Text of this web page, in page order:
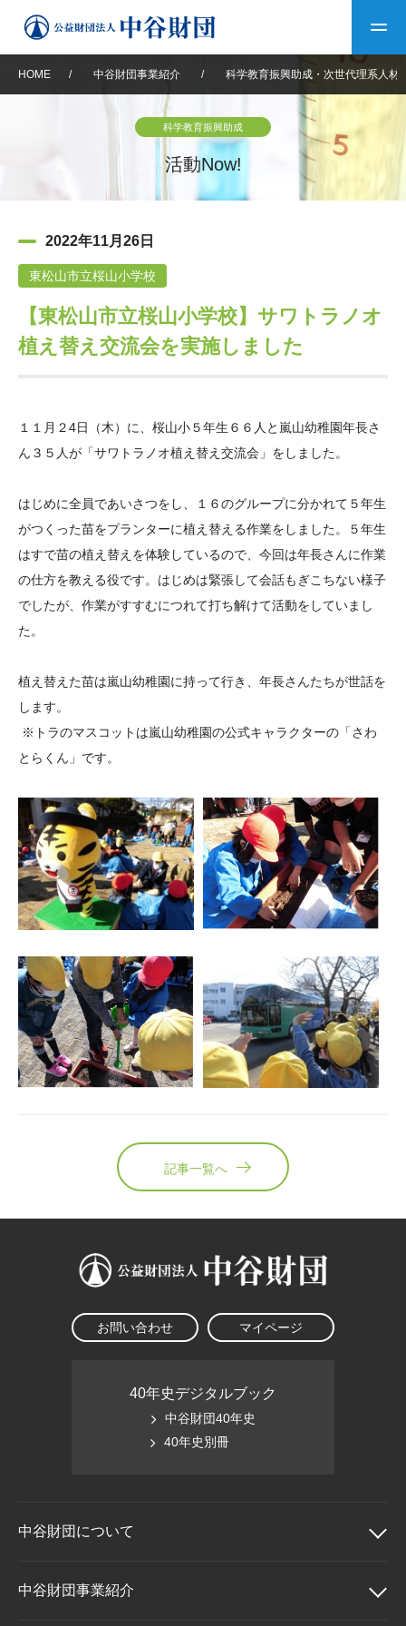
中谷財団について
設立趣意書
沿革 40年史デジタルブック
中谷財団40年史
役員・評議員 公開情報
中谷財団事業紹介
神戸賞 長期大型研究助成
大学院生奨学金
国際学生交流プログラ
ム
科学教育振興助成・
次世代理系人材育成プ
ログラム助成
中谷財団動画紹介
その他情報
アクセス よくあるご質問
サイトマップ 中谷財団アーカイブ
日本語 English マイページ
HOME / 中谷財団事業紹介 / 科学教育振興助成・次世代理系人材
科学教育振興助成
活動Now!
2022年11月26日
東松山市立桜山小学校
【東松山市立桜山小学校】サワトラノオ
植え替え交流会を実施しました
１１月２4日（木）に、桜山小５年生６６人と嵐山幼稚園年長さ
ん３５人が「サワトラノオ植え替え交流会」をしました。
はじめに全員であいさつをし、１６のグループに分かれて５年生
がつくった苗をプランターに植え替える作業をしました。５年生
はすで苗の植え替えを体験しているので、今回は年長さんに作業
の仕方を教える役です。はじめは緊張して会話もぎこちない様子
でしたが、作業がすすむにつれて打ち解けて活動をしていまし
た。
植え替えた苗は嵐山幼稚園に持って行き、年長さんたちが世話を
します。
※トラのマスコットは嵐山幼稚園の公式キャラクターの「さわ
とらくん」です。
記事一覧へ
お問い合わせ マイページ
40年史デジタルブック
中谷財団40年史
40年史別冊
中谷財団について
中谷財団について
中谷財団事業紹介